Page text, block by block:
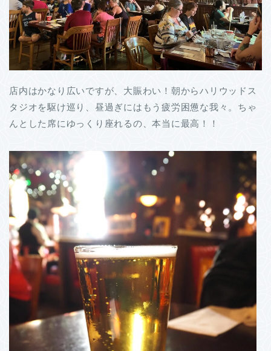
店内はかなり広いですが、大賑わい！朝からハリウッドス
タジオを駆け巡り、昼過ぎにはもう疲労困憊な我々。ちゃ
んとした席にゆっくり座れるの、本当に最高！！